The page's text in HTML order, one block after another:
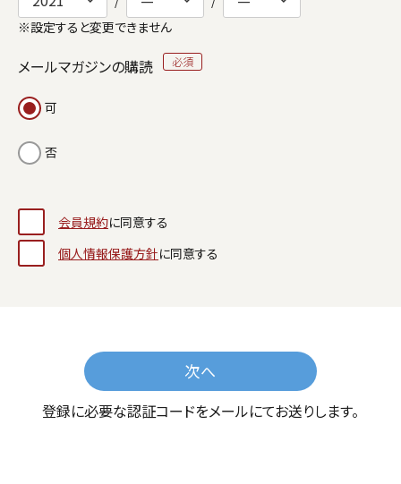
※設定すると変更できません
メールマガジンの購読
可
否
会員規約に同意する
個人情報保護方針に同意する
次へ
登録に必要な認証コードをメールにてお送りします。